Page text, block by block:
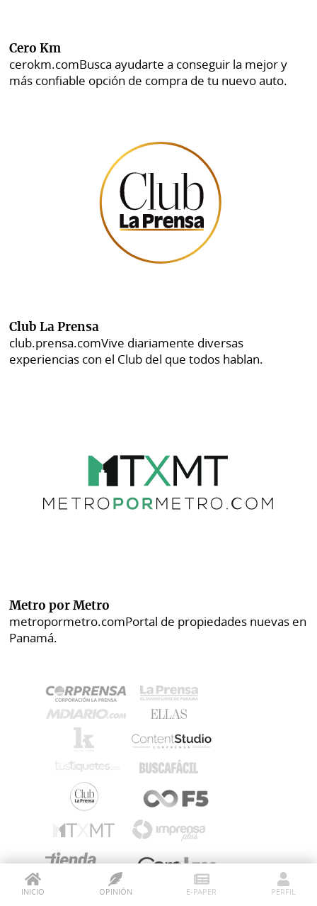
INICIO OPINIÓN E-PAPER PERFIL
Cero Km
cerokm.comBusca ayudarte a conseguir la mejor y
más confiable opción de compra de tu nuevo auto.
Club La Prensa
club.prensa.comVive diariamente diversas
experiencias con el Club del que todos hablan.
Metro por Metro
metropormetro.comPortal de propiedades nuevas en
Panamá.